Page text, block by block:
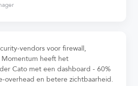
vendors voor firewall,
heeft het
Cato met een dashboard - 60%
overhead en betere zichtbaarheid.